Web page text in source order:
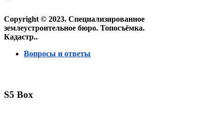
Copyright © 2023. Специализированное
землеустроительное бюро. Топосъёмка.
Кадастр..
Вопросы и ответы
S5 Box